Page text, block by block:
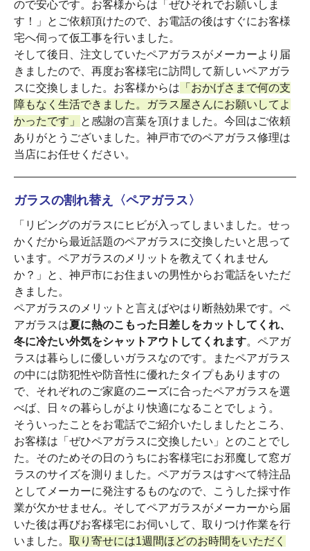
ので安心です。お客様からは「ぜひそれでお願いしま
す！」とご依頼頂けたので、お電話の後はすぐにお客様
宅へ伺って仮工事を行いました。
そして後日、注文していたペアガラスがメーカーより届
きましたので、再度お客様宅に訪問して新しいペアガラ
スに交換しました。お客様からは 「おかげさまで何の支
障もなく生活できました。ガラス屋さんにお願いしてよ
かったです」
と感謝の言葉を頂けました。今回はご依頼
ありがとうございました。神戸市でのペアガラス修理は
当店にお任せください。
ガラスの割れ替え〈ペアガラス〉
「リビングのガラスにヒビが入ってしまいました。せっ
かくだから最近話題のペアガラスに交換したいと思って
います。ペアガラスのメリットを教えてくれません
か？」と、神戸市にお住まいの男性からお電話をいただ
きました。
ペアガラスのメリットと言えばやはり断熱効果です。ペ
アガラスは夏に熱のこもった日差しをカットしてくれ、
冬に冷たい外気をシャットアウトしてくれます。ペアガ
ラスは暮らしに優しいガラスなのです。またペアガラス
の中には防犯性や防音性に優れたタイプもありますの
で、それぞれのご家庭のニーズに合ったペアガラスを選
べば、日々の暮らしがより快適になることでしょう。
そういったことをお電話でご紹介いたしましたところ、
お客様は「ぜひペアガラスに交換したい」とのことでし
た。そのためその日のうちにお客様宅にお邪魔して窓ガ
ラスのサイズを測りました。ペアガラスはすべて特注品
としてメーカーに発注するものなので、こうした採寸作
業が欠かせません。そしてペアガラスがメーカーから届
いた後は再びお客様宅にお伺いして、取りつけ作業を行
いました。 取り寄せには1週間ほどのお時間をいただく